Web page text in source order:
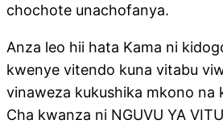
chochote unachofanya.
Anza leo hii hata Kama ni
kwenye vitendo kuna vitabu
vinaweza kukushika mkono na
Cha kwanza ni NGUVU YA